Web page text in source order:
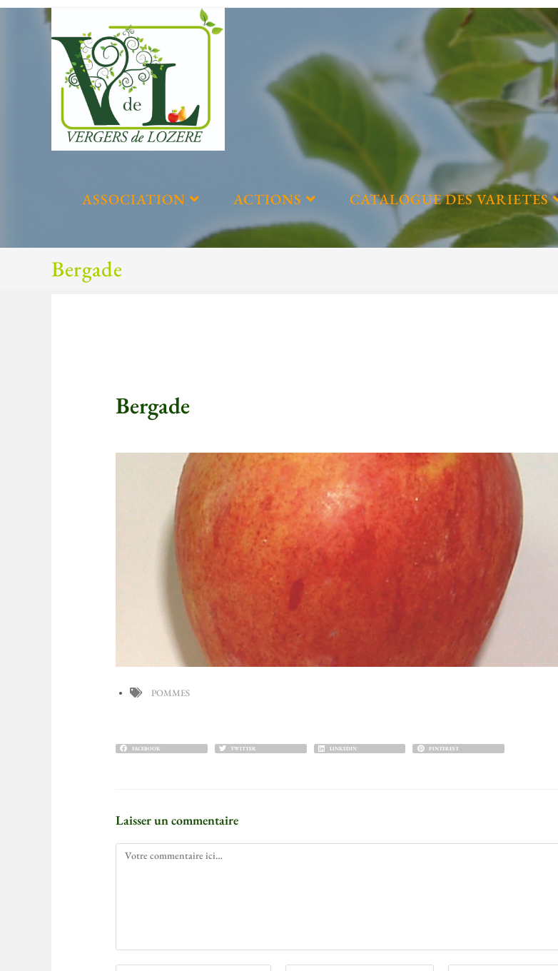
ASSOCIATION ACTIONS CATALOGUE DES VARIETES
Bergade
Bergade
POMMES
FACEBOOK TWITTER LINKEDIN PINTEREST
Laisser un commentaire